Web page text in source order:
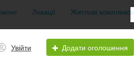
Локації Житлові комплекси
Увійти Додати оголошення